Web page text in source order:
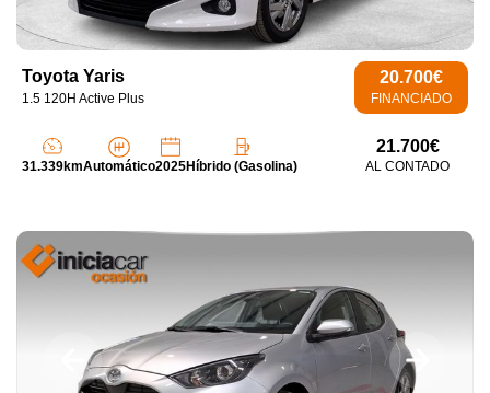
Toyota Yaris
1.5 120H Active Plus
20.700€
FINANCIADO
31.339kmAutomático2025Híbrido (Gasolina)
21.700€
AL CONTADO